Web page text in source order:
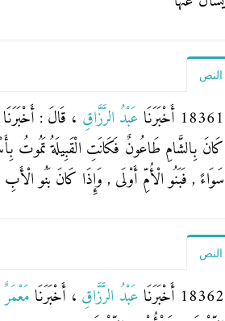
النص
18361 أَخْبَرَنَا عَبْدُ الرَّزَّاقِ ، قَالَ : أَخْبَرَنَا
كَانَ بِالشَّامِ طَاعُونٌ فَكَانَتِ الْقَبِيلَةُ تَمُوتُ
سَوَاءً , فَبَنُو الْأُمِّ أَوْلَى , وَإِذَا كَانَ بَنُو
النص
18362 أَخْبَرَنَا عَبْدُ الرَّزَّاقِ ، أَخْبَرَنَا مَعْمَرٌ